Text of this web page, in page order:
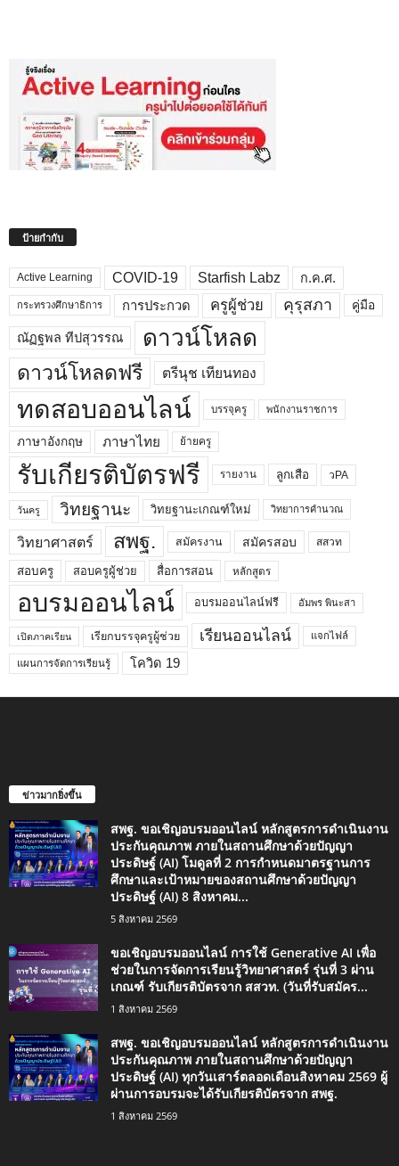
ป้ายกำกับ
Active Learning COVID-19 Starfish Labz ก.ค.ศ.
กระทรวงศึกษาธิการ การประกวด ครูผู้ช่วย คุรุสภา คู่มือ
ณัฏฐพล ทีปสุวรรณ ดาวน์โหลด
ดาวน์โหลดฟรี ตรีนุช เทียนทอง
ทดสอบออนไลน์ บรรจุครู พนักงานราชการ
ภาษาอังกฤษ ภาษาไทย ย้ายครู
รับเกียรติบัตรฟรี รายงาน ลูกเสือ วPA
วันครู วิทยฐานะ วิทยฐานะเกณฑ์ใหม่ วิทยาการคำนวณ
วิทยาศาสตร์ สพฐ. สมัครงาน สมัครสอบ สสวท
สอบครู สอบครูผู้ช่วย สื่อการสอน หลักสูตร
อบรมออนไลน์ อบรมออนไลน์ฟรี อัมพร พินะสา
เปิดภาคเรียน เรียกบรรจุครูผู้ช่วย เรียนออนไลน์ แจกไฟล์
แผนการจัดการเรียนรู้ โควิด 19
ข่าวมากยิ่งขึ้น
สพฐ. ขอเชิญอบรมออนไลน์ หลักสูตรการดำเนินงาน
ประกันคุณภาพ ภายในสถานศึกษาด้วยปัญญา
ประดิษฐ์ (AI) โมดูลที่ 2 การกำหนดมาตรฐานการ
ศึกษาและเป้าหมายของสถานศึกษาด้วยปัญญา
ประดิษฐ์ (AI) 8 สิงหาคม...
5 สิงหาคม 2569
ขอเชิญอบรมออนไลน์ การใช้ Generative AI เพื่อ
ช่วยในการจัดการเรียนรู้วิทยาศาสตร์ รุ่นที่ 3 ผ่าน
เกณฑ์ รับเกียรติบัตรจาก สสวท. (วันที่รับสมัคร...
1 สิงหาคม 2569
สพฐ. ขอเชิญอบรมออนไลน์ หลักสูตรการดำเนินงาน
ประกันคุณภาพ ภายในสถานศึกษาด้วยปัญญา
ประดิษฐ์ (AI) ทุกวันเสาร์ตลอดเดือนสิงหาคม 2569 ผู้
ผ่านการอบรมจะได้รับเกียรติบัตรจาก สพฐ.
1 สิงหาคม 2569